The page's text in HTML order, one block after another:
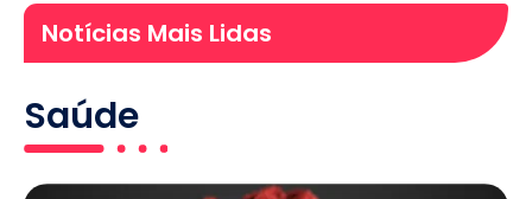
Notícias Mais Lidas
Saúde